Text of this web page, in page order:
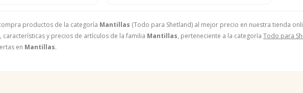
productos de la categoría Mantillas (Todo para Shetland) al mejor precio en nuestra tienda
características y precios de artículos de la familia Mantillas, perteneciente a la categoría Todo para
en Mantillas.